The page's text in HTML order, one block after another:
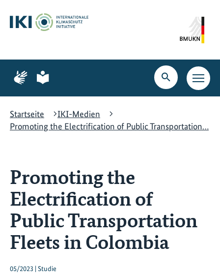
Hauptinhalt
springen
Suche
springen
Hauptnavigation
springen
Zur
Seite
Gebärdensprache
Zur
Seite
leichte
Suche
öffnen
Startseite
IKI-Medien
Promoting the Electrification of Public Transportation…
Promoting the
Electrification of
Public Transportation
Fleets in Colombia
05/2023 | Studie